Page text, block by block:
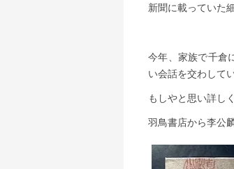
新聞に載っていた
今年、家族で千倉
い会話を交わして
もしやと思い詳し
羽鳥書店から李公